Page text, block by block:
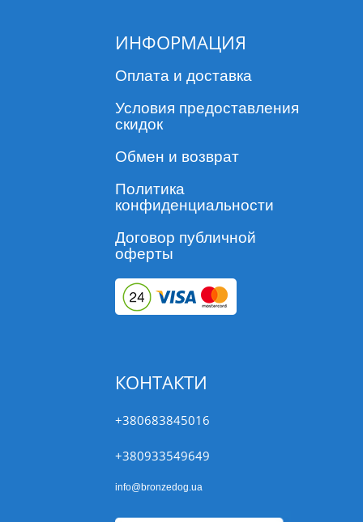
ИНФОРМАЦИЯ
Оплата и доставка
Условия предоставления
скидок
Обмен и возврат
Политика
конфиденциальности
Договор публичной
оферты
КОНТАКТИ
+380683845016
+380933549649
info@bronzedog.ua